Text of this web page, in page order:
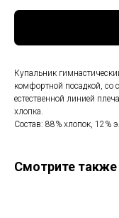
Купальник
комфортной посадкой, со
естественной линией
хлопка.
Состав: 88% хлопок, 12%
Смотрите также